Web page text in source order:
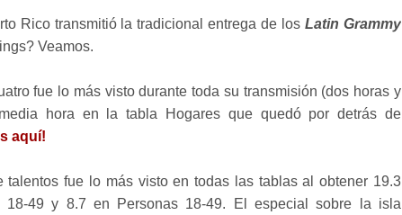
Rico transmitió la tradicional entrega de losLatin Grammy
Veamos.
fue lo más visto durante toda su transmisión (dos horas y
hora en la tabla Hogares que quedó por detrás de
aquí!
talentos fue lo más visto en todas las tablas al obtener 19.3
18-49 y 8.7 en Personas 18-49. El especial sobre la isla